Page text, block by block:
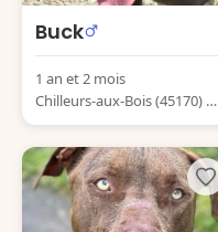
Buck
1 an et 2 mois
Chilleurs-aux-Bois (45170) Fr
ance